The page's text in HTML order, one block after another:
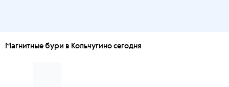
Магнитные бури в Кольчугино сегодня